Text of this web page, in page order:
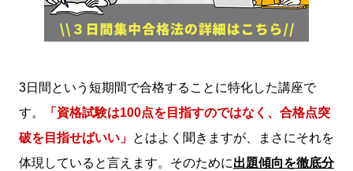
3日間という短期間で合格することに特化した講座で
す。
「資格試験は100点を目指すのではなく、合格点突
破を目指せばいい」 とはよく聞きますが、まさにそれを
体現していると言えます。そのために出題傾向を徹底分